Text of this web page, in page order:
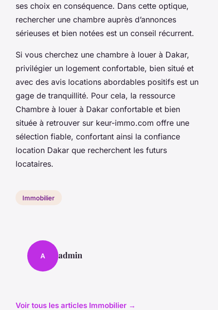
ses choix en conséquence. Dans cette optique,
rechercher une chambre auprès d’annonces
sérieuses et bien notées est un conseil récurrent.
Si vous cherchez une chambre à louer à Dakar,
privilégier un logement confortable, bien situé et
avec des avis locations abordables positifs est un
gage de tranquillité. Pour cela, la ressource
Chambre à louer à Dakar confortable et bien
située à retrouver sur keur-immo.com offre une
sélection fiable, confortant ainsi la confiance
location Dakar que recherchent les futurs
locataires.
Immobilier
A admin
Voir tous les articles Immobilier →